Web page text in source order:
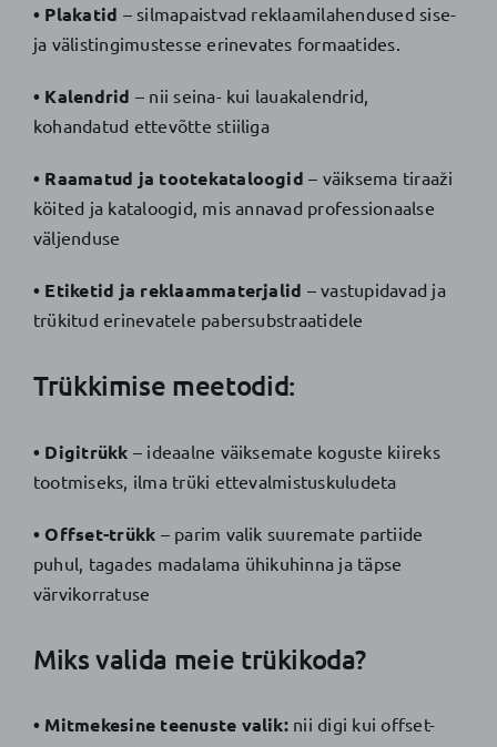
• Plakatid – silmapaistvad reklaamilahendused sise-
ja välistingimustesse erinevates formaatides.
• Kalendrid – nii seina- kui lauakalendrid,
kohandatud ettevõtte stiiliga
• Raamatud ja tootekataloogid – väiksema tiraaži
köited ja kataloogid, mis annavad professionaalse
väljenduse
• Etiketid ja reklaammaterjalid – vastupidavad ja
trükitud erinevatele pabersubstraatidele
Trükkimise meetodid:
• Digitrükk – ideaalne väiksemate koguste kiireks
tootmiseks, ilma trüki ettevalmistuskuludeta
• Offset-trükk – parim valik suuremate partiide
puhul, tagades madalama ühikuhinna ja täpse
värvikorratuse
Miks valida meie trükikoda?
• Mitmekesine teenuste valik:nii digi kui offset-